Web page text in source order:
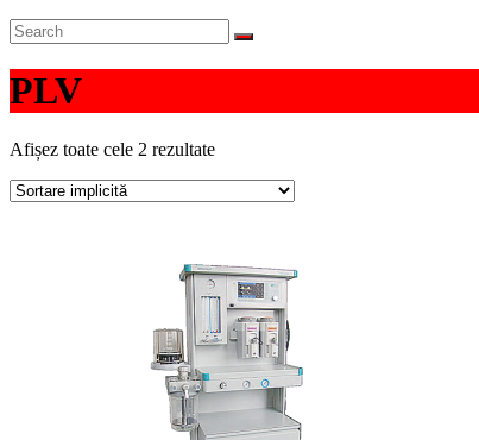
PLV
Afișez toate cele 2 rezultate